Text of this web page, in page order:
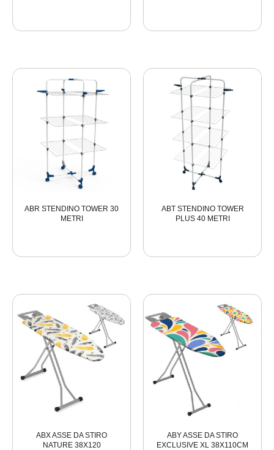
ABR STENDINO TOWER 30
METRI
ABT STENDINO TOWER
PLUS 40 METRI
ABX ASSE DA STIRO
NATURE 38X120
ABY ASSE DA STIRO
EXCLUSIVE XL 38X110CM